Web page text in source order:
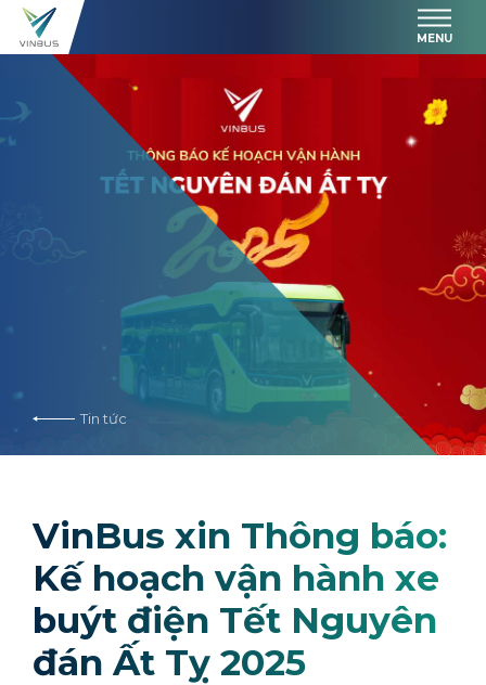
MENU
Tin tức
VinBus xin Thông báo:
Kế hoạch vận hành xe
buýt điện Tết Nguyên
đán Ất Tỵ 2025